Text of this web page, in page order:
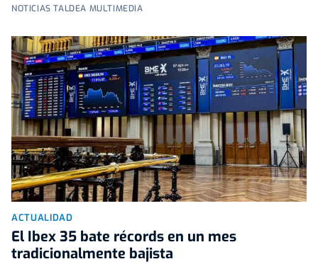
NOTICIAS TALDEA MULTIMEDIA
ACTUALIDAD
El Ibex 35 bate récords en un mes
tradicionalmente bajista